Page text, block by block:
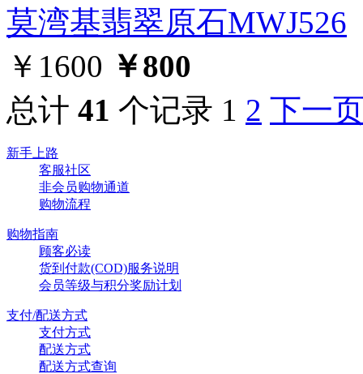
莫湾基翡翠原石MWJ526
￥1600 ￥800
总计 41 个记录 1 2 下一
新手上路
客服社区
非会员购物通道
购物流程
购物指南
顾客必读
货到付款(COD)服务说明
会员等级与积分奖励计划
支付/配送方式
支付方式
配送方式
配送方式查询